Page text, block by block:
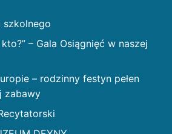
szkolnego
– Gala Osiągnięć w naszej
– rodzinny festyn pełen
zabawy